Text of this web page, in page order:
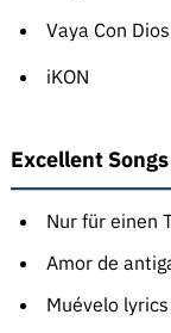
Vaya Con Dios
iKON
Excellent
Nur für einen
Amor de
Muévelo lyrics